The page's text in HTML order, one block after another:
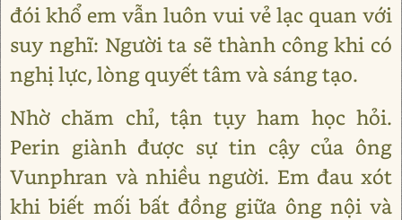
đói khổ em vẫn luôn vui vẻ lạc quan với
suy nghĩ: Người ta sẽ thành công khi có
nghị lực, lòng quyết tâm và sáng tạo.
Nhờ chăm chỉ, tận tụy ham học hỏi.
Perin giành được sự tin cậy của ông
Vunphran và nhiều người. Em đau xót
khi biết mối bất đồng giữa ông nội và